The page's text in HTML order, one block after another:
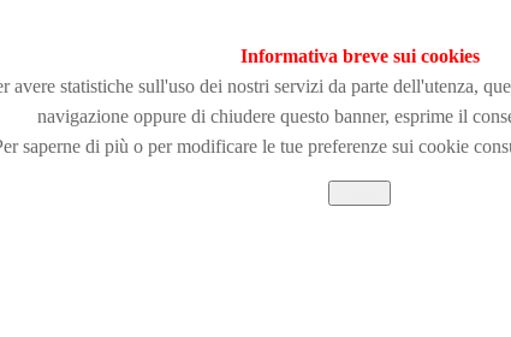
Informativa breve sui cookies
statistiche sull'uso dei nostri servizi da parte dell'utenza,
navigazione oppure di chiudere questo banner, esprime il
saperne di più o per modificare le tue preferenze sui cookie